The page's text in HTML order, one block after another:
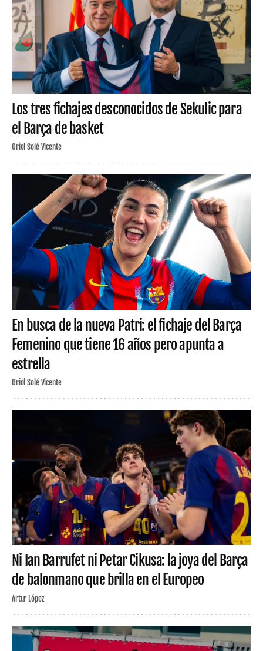
Los tres fichajes desconocidos de Sekulic para
el Barça de basket
Oriol Solé Vicente
En busca de la nueva Patri: el fichaje del Barça
Femenino que tiene 16 años pero apunta a
estrella
Oriol Solé Vicente
Ni Ian Barrufet ni Petar Cikusa: la joya del Barça
de balonmano que brilla en el Europeo
Artur López